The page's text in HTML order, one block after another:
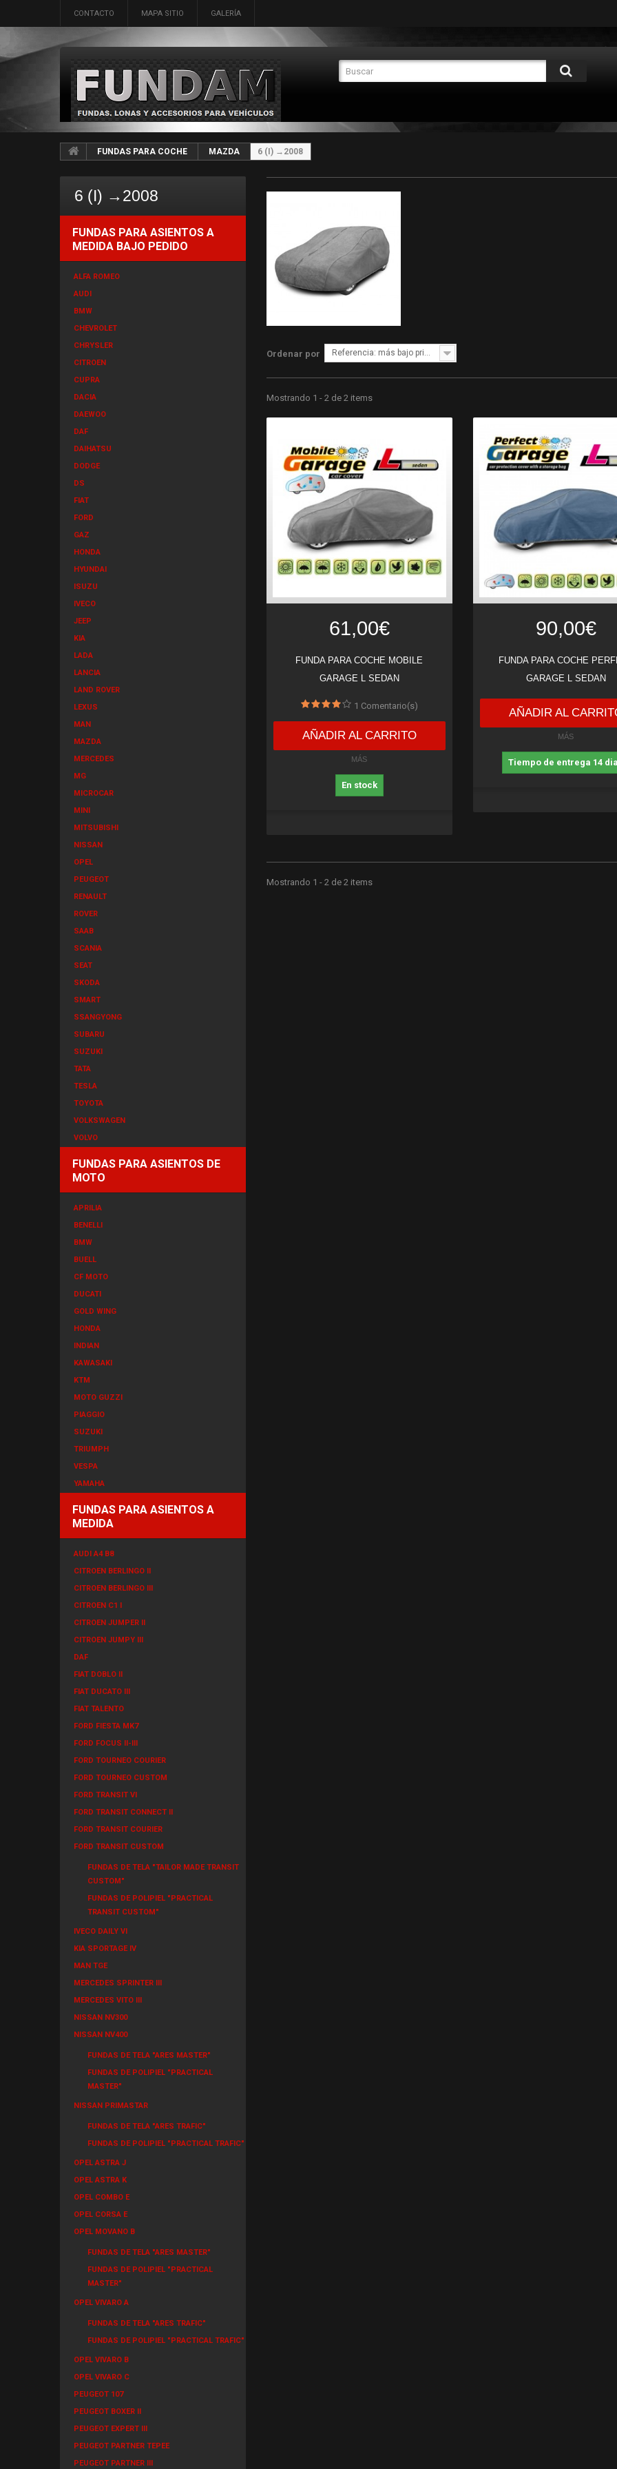
CONTACTO MAPA SITIO GALERÍA
FUNDAS PARA COCHE MAZDA 6 (I) →2008
6 (I) →2008
FUNDAS PARA ASIENTOS A
MEDIDA BAJO PEDIDO
ALFA ROMEO
AUDI
BMW
CHEVROLET
CHRYSLER
CITROEN
CUPRA
DACIA
DAEWOO
DAF
DAIHATSU
DODGE
DS
FIAT
FORD
GAZ
HONDA
HYUNDAI
ISUZU
IVECO
JEEP
KIA
LADA
LANCIA
LAND ROVER
LEXUS
MAN
MAZDA
MERCEDES
MG
MICROCAR
MINI
MITSUBISHI
NISSAN
OPEL
PEUGEOT
RENAULT
ROVER
SAAB
SCANIA
SEAT
SKODA
SMART
SSANGYONG
SUBARU
SUZUKI
TATA
TESLA
TOYOTA
VOLKSWAGEN
VOLVO
FUNDAS PARA ASIENTOS DE
MOTO
APRILIA
BENELLI
BMW
BUELL
CF MOTO
DUCATI
GOLD WING
HONDA
INDIAN
KAWASAKI
KTM
MOTO GUZZI
PIAGGIO
SUZUKI
TRIUMPH
VESPA
YAMAHA
FUNDAS PARA ASIENTOS A
MEDIDA
AUDI A4 B8
CITROEN BERLINGO II
CITROEN BERLINGO III
CITROEN C1 I
CITROEN JUMPER II
CITROEN JUMPY III
DAF
FIAT DOBLO II
FIAT DUCATO III
FIAT TALENTO
FORD FIESTA MK7
FORD FOCUS II-III
FORD TOURNEO COURIER
FORD TOURNEO CUSTOM
FORD TRANSIT VI
FORD TRANSIT CONNECT II
FORD TRANSIT COURIER
FORD TRANSIT CUSTOM
FUNDAS DE TELA "TAILOR MADE TRANSIT
CUSTOM"
FUNDAS DE POLIPIEL "PRACTICAL
TRANSIT CUSTOM"
IVECO DAILY VI
KIA SPORTAGE IV
MAN TGE
MERCEDES SPRINTER III
MERCEDES VITO III
NISSAN NV300
NISSAN NV400
FUNDAS DE TELA "ARES MASTER"
FUNDAS DE POLIPIEL "PRACTICAL
MASTER"
NISSAN PRIMASTAR
FUNDAS DE TELA "ARES TRAFIC"
FUNDAS DE POLIPIEL "PRACTICAL TRAFIC"
OPEL ASTRA J
OPEL ASTRA K
OPEL COMBO E
OPEL CORSA E
OPEL MOVANO B
FUNDAS DE TELA "ARES MASTER"
FUNDAS DE POLIPIEL "PRACTICAL
MASTER"
OPEL VIVARO A
FUNDAS DE TELA "ARES TRAFIC"
FUNDAS DE POLIPIEL "PRACTICAL TRAFIC"
OPEL VIVARO B
OPEL VIVARO C
PEUGEOT 107
PEUGEOT BOXER II
PEUGEOT EXPERT III
PEUGEOT PARTNER TEPEE
PEUGEOT PARTNER III
Ordenar por Referencia: más bajo primero
Mostrando 1 - 2 de 2 items
61,00€
FUNDA PARA COCHE MOBILE
GARAGE L SEDAN
1 Comentario(s)
AÑADIR AL CARRITO
MÁS
En stock
90,00€
FUNDA PARA COCHE
GARAGE L SEDAN
AÑADIR AL
MÁS
Tiempo de entrega 14
Mostrando 1 - 2 de 2 items